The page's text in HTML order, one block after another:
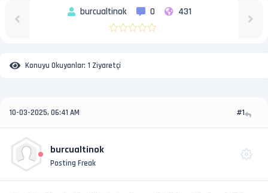
burcualtinok 0 431
Konuyu Okuyanlar: 1 Ziyaretçi
10-03-2025, 06:41 AM #1
burcualtinok
Posting Freak